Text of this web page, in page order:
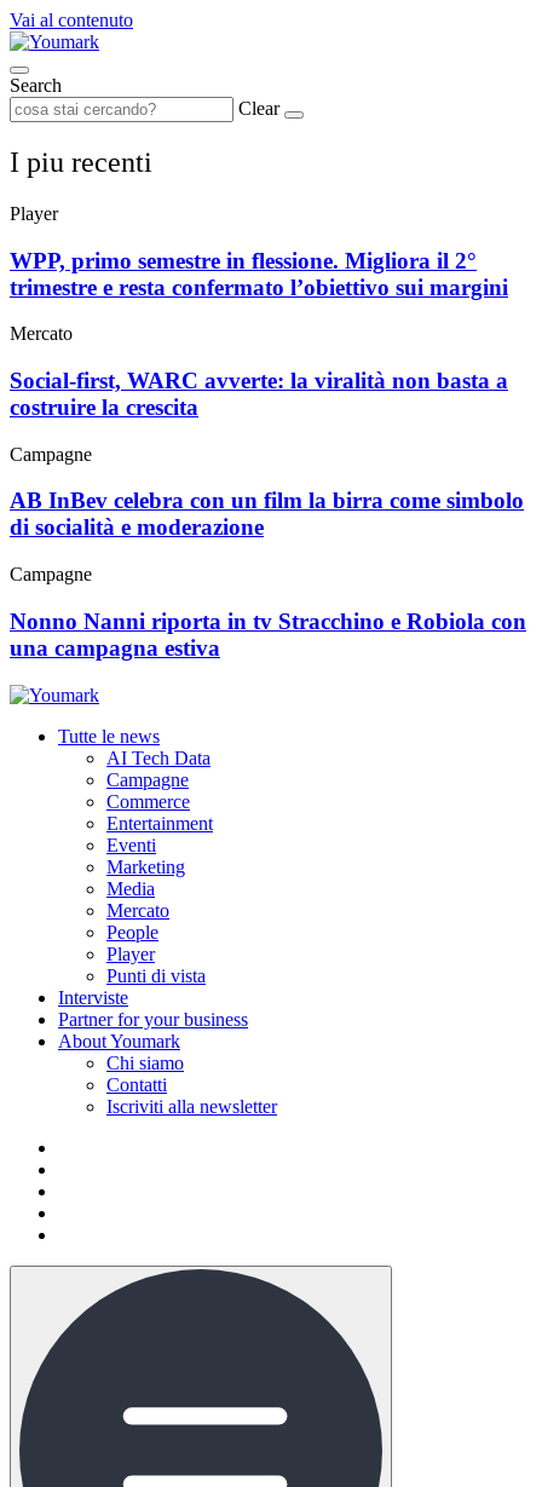
Vai al contenuto
Search
Clear
I piu recenti
Player
WPP, primo semestre in flessione. Migliora il 2°
trimestre e resta confermato l’obiettivo sui margini
Mercato
Social-first, WARC avverte: la viralità non basta a
costruire la crescita
Campagne
AB InBev celebra con un film la birra come simbolo
di socialità e moderazione
Campagne
Nonno Nanni riporta in tv Stracchino e Robiola con
una campagna estiva
Tutte le news
AI Tech Data
Campagne
Commerce
Entertainment
Eventi
Marketing
Media
Mercato
People
Player
Punti di vista
Interviste
Partner for your business
About Youmark
Chi siamo
Contatti
Iscriviti alla newsletter